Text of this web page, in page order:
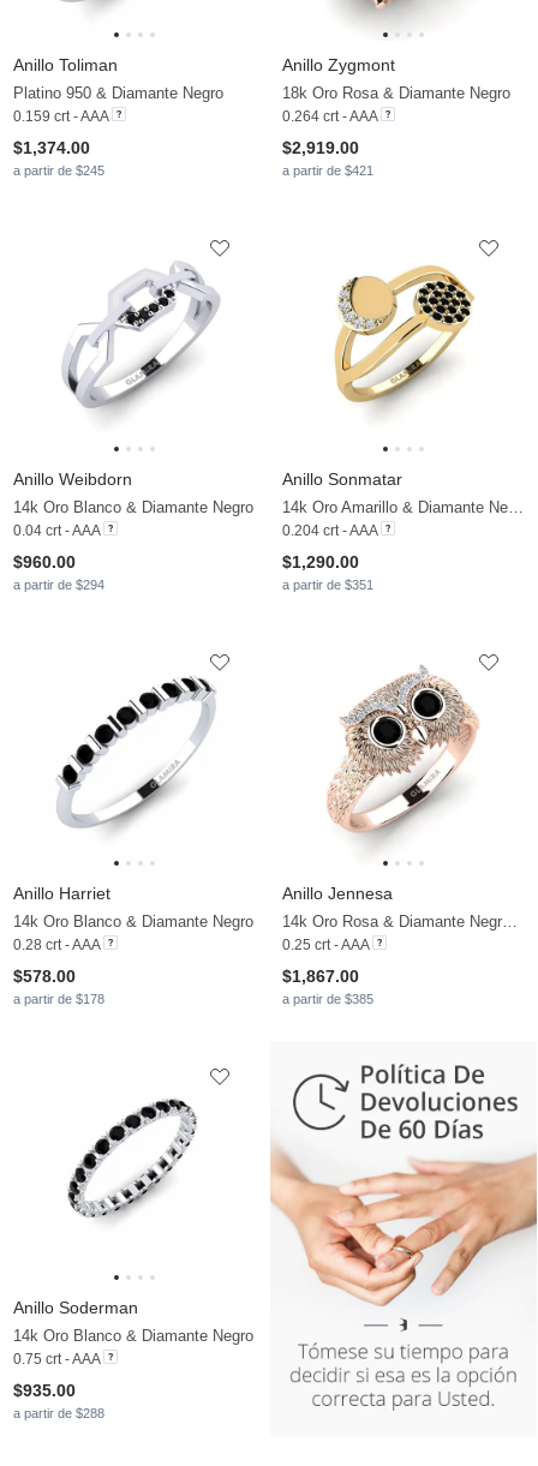
Anillo Toliman
Platino 950 & Diamante Negro
0.159 crt - AAA
$1,374.00
a partir de $245
Anillo Zygmont
18k Oro Rosa & Diamante Negro
0.264 crt - AAA
$2,919.00
a partir de $421
Anillo Weibdorn
14k Oro Blanco & Diamante Negro
0.04 crt - AAA
$960.00
a partir de $294
Anillo Sonmatar
0.204 crt - AAA
$1,290.00
a partir de $351
Anillo Harriet
14k Oro Blanco & Diamante Negro
0.28 crt - AAA
$578.00
a partir de $178
Anillo Jennesa
0.25 crt - AAA
$1,867.00
a partir de $385
Anillo Soderman
14k Oro Blanco & Diamante Negro
0.75 crt - AAA
$935.00
a partir de $288